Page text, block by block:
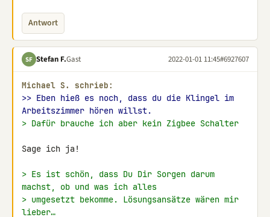
Antwort
SF Stefan F.Gast 2022-01-01 11:45#6927607
Michael S. schrieb:
>> Eben hieß es noch, dass du die Klingel im
Arbeitszimmer hören willst.
> Dafür brauche ich aber kein Zigbee Schalter
Sage ich ja!
> Es ist schön, dass Du Dir Sorgen darum
machst, ob und was ich alles
> umgesetzt bekomme. Lösungsansätze wären mir
lieber…